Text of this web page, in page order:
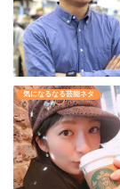
気になるなる芸能ネタ